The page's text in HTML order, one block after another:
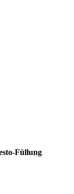
Füllung